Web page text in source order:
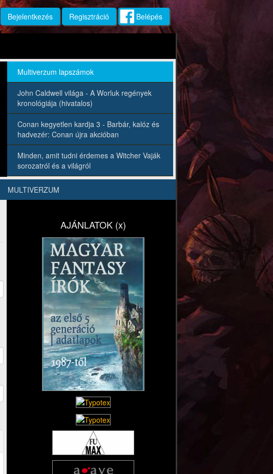
Bejelentkezés Regisztráció Belépés
Multiverzum lapszámok
John Caldwell világa - A Worluk regények
kronológiája (hivatalos)
Conan kegyetlen kardja 3 - Barbár, kalóz és
hadvezér: Conan újra akcióban
Minden, amit tudni érdemes a Witcher Vaják
sorozatról és a világról
MULTIVERZUM
AJÁNLATOK (x)